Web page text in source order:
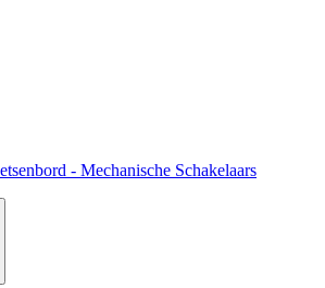
- Mechanische Schakelaars